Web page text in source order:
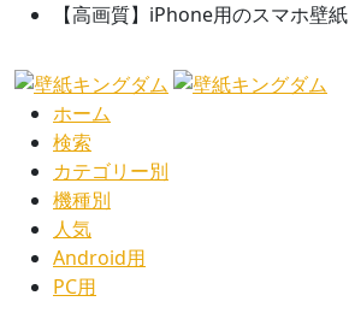
【高画質】iPhone用のスマホ壁紙
ホーム
検索
カテゴリー別
機種別
人気
Android用
PC用